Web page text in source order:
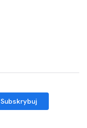
Subskrybuj